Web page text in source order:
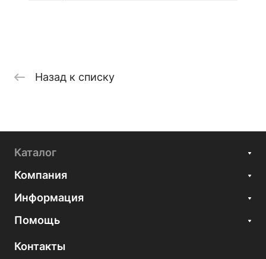
Назад к списку
Каталог
Компания
Информация
Помощь
Контакты